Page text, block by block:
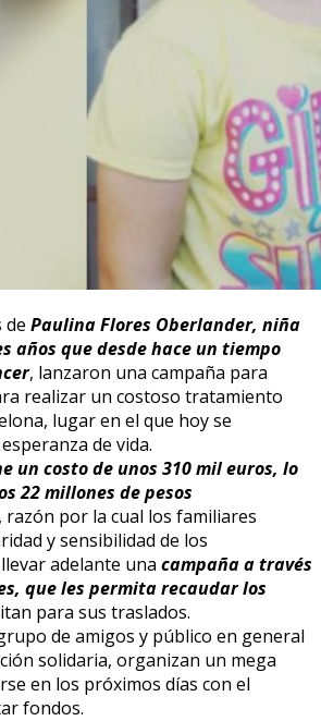
de Paulina Flores Oberlander, niña
años que desde hace un tiempo
, lanzaron una campaña para
realizar un costoso tratamiento
lugar en el que hoy se
de vida.
un costo de unos 310 mil euros, lo
22 millones de pesos
, razón por la cual los familiares
y sensibilidad de los
adelante una campaña a través
que les permita recaudar los
para sus traslados.
de amigos y público en general
solidaria, organizan un mega
en los próximos días con el
fondos.